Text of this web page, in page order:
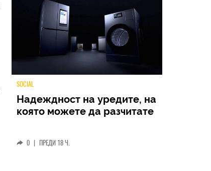
TECH
Ultra – ново име, познато